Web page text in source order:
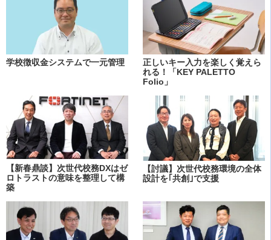
学校徴収金システムで一元管理
正しいキー入力を楽しく覚えら
れる！「KEY PALETTO
Folio」
【新春鼎談】次世代校務DXはゼ
ロトラストの意味を整理して構
築
【討議】次世代校務環境の全体
設計を｢共創｣で支援